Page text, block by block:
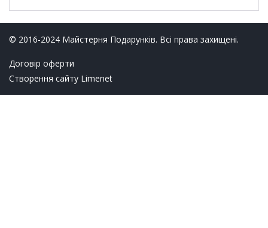
© 2016-2024 Майстерня Подарунків. Всі права захищені.
Договір оферти
Створення сайту Limenet